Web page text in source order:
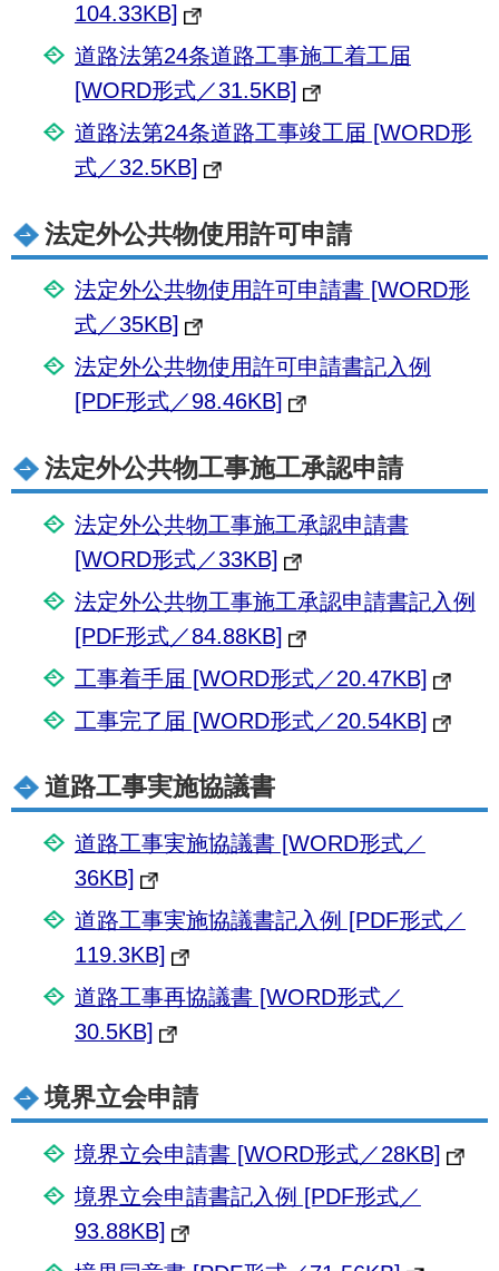
104.33KB]
道路法第24条道路工事施工着工届
[WORD形式／31.5KB]
道路法第24条道路工事竣工届 [WORD形
式／32.5KB]
法定外公共物使用許可申請
法定外公共物使用許可申請書 [WORD形
式／35KB]
法定外公共物使用許可申請書記入例
[PDF形式／98.46KB]
法定外公共物工事施工承認申請
法定外公共物工事施工承認申請書
[WORD形式／33KB]
法定外公共物工事施工承認申請書記入例
[PDF形式／84.88KB]
工事着手届 [WORD形式／20.47KB]
工事完了届 [WORD形式／20.54KB]
道路工事実施協議書
道路工事実施協議書 [WORD形式／
36KB]
道路工事実施協議書記入例 [PDF形式／
119.3KB]
道路工事再協議書 [WORD形式／
30.5KB]
境界立会申請
境界立会申請書 [WORD形式／28KB]
境界立会申請書記入例 [PDF形式／
93.88KB]